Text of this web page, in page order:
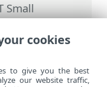
Small
de ESET
>
cookies
to give you the best
our website traffic,